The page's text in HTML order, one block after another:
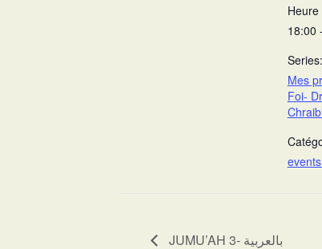
Heure
18:00
Series:
Mes
Foi-
JUMU’AH 3- بالعربية